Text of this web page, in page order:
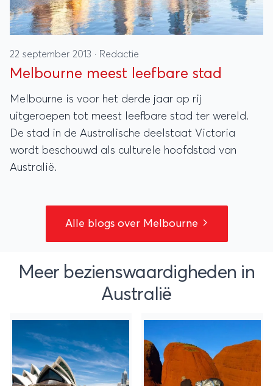
22 september 2013 · Redactie
Melbourne meest leefbare stad
Melbourne is voor het derde jaar op rij
uitgeroepen tot meest leefbare stad ter wereld.
De stad in de Australische deelstaat Victoria
wordt beschouwd als culturele hoofdstad van
Australië.
Alle blogs over Melbourne
Meer bezienswaardigheden in
Australië